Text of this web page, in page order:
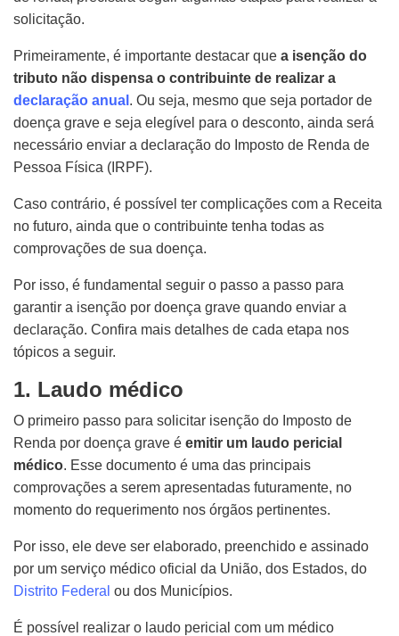
solicitação.
Primeiramente, é importante destacar que a isenção do
tributo não dispensa o contribuinte de realizar a
declaração anual . Ou seja, mesmo que seja portador de
doença grave e seja elegível para o desconto, ainda será
necessário enviar a declaração do Imposto de Renda de
Pessoa Física (IRPF).
Caso contrário, é possível ter complicações com a Receita
no futuro, ainda que o contribuinte tenha todas as
comprovações de sua doença.
Por isso, é fundamental seguir o passo a passo para
garantir a isenção por doença grave quando enviar a
declaração. Confira mais detalhes de cada etapa nos
tópicos a seguir.
1. Laudo médico
O primeiro passo para solicitar isenção do Imposto de
Renda por doença grave é emitir um laudo pericial
médico. Esse documento é uma das principais
comprovações a serem apresentadas futuramente, no
momento do requerimento nos órgãos pertinentes.
Por isso, ele deve ser elaborado, preenchido e assinado
por um serviço médico oficial da União, dos Estados, do
Distrito Federal ou dos Municípios.
É possível realizar o laudo pericial com um médico